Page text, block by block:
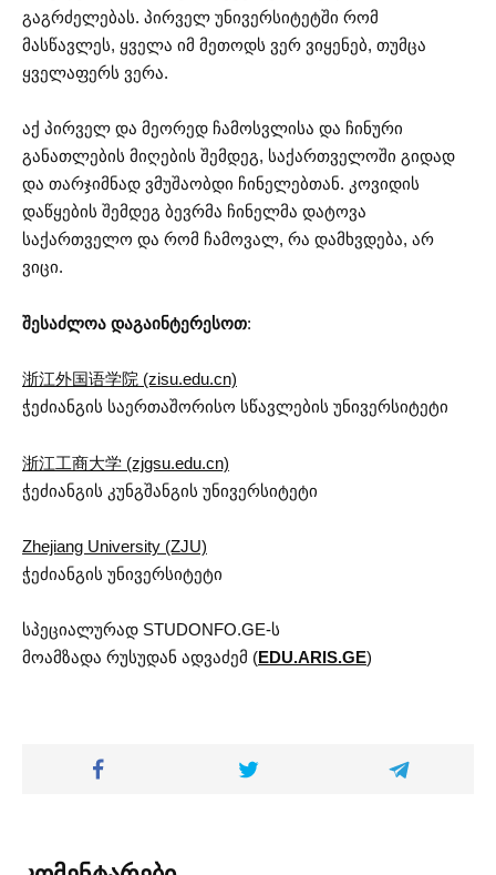
გაგრძელებას. პირველ უნივერსიტეტში რომ
მასწავლეს, ყველა იმ მეთოდს ვერ ვიყენებ, თუმცა
ყველაფერს ვერა.
აქ პირველ და მეორედ ჩამოსვლისა და ჩინური
განათლების მიღების შემდეგ, საქართველოში გიდად
და თარჯიმნად ვმუშაობდი ჩინელებთან. კოვიდის
დაწყების შემდეგ ბევრმა ჩინელმა დატოვა
საქართველო და რომ ჩამოვალ, რა დამხვდება, არ
ვიცი.
შესაძლოა დაგაინტერესოთ:
浙江外国语学院 (zisu.edu.cn)
ჭეძიანგის საერთაშორისო სწავლების უნივერსიტეტი
浙江工商大学 (zjgsu.edu.cn)
ჭეძიანგის კუნგშანგის უნივერსიტეტი
Zhejiang University (ZJU)
ჭეძიანგის უნივერსიტეტი
სპეციალურად STUDONFO.GE-ს
მოამზადა რუსუდან ადვაძემ (EDU.ARIS.GE)